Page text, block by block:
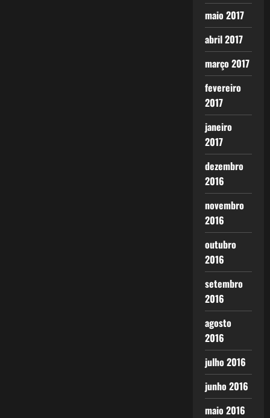
maio 2017
abril 2017
março 2017
fevereiro
2017
janeiro
2017
dezembro
2016
novembro
2016
outubro
2016
setembro
2016
agosto
2016
julho 2016
junho 2016
maio 2016